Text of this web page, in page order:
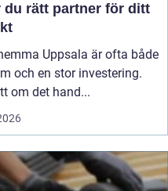
du rätt partner för ditt
Uppsala är ofta både
och en stor investering.
om det hand...